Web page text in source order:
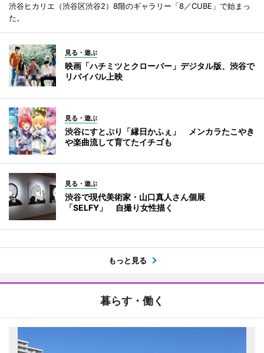
渋谷ヒカリエ（渋谷区渋谷2）8階のギャラリー「8／CUBE」で始まっ
た。
見る・遊ぶ
映画「ハチミツとクローバー」デジタル版、渋谷で
リバイバル上映
見る・遊ぶ
渋谷にすとぷり「縁日かふぇ」 メンカラたこやき
や楽曲流して育てたイチゴも
見る・遊ぶ
渋谷で現代美術家・山口真人さん個展
「SELFY」 自撮り女性描く
もっと見る
暮らす・働く